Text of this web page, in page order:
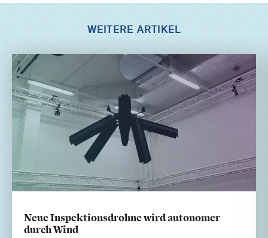
WEITERE ARTIKEL
Neue Inspektionsdrohne wird autonomer
durch Wind